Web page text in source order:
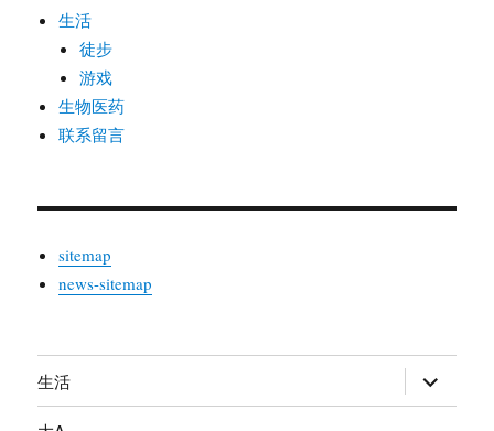
生活
徒步
游戏
生物医药
联系留言
sitemap
news-sitemap
生活
开